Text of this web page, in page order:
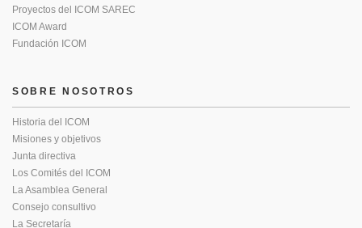
Proyectos del ICOM SAREC
ICOM Award
Fundación ICOM
SOBRE NOSOTROS
Historia del ICOM
Misiones y objetivos
Junta directiva
Los Comités del ICOM
La Asamblea General
Consejo consultivo
La Secretaría